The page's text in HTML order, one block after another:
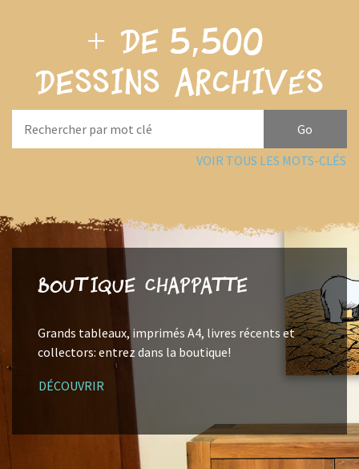
+ de 5,500
dessins archivés
VOIR TOUS LES MOTS-CLÉS
Boutique Chappatte
Grands tableaux, imprimés A4, livres récents et
collectors: entrez dans la boutique!
DÉCOUVRIR